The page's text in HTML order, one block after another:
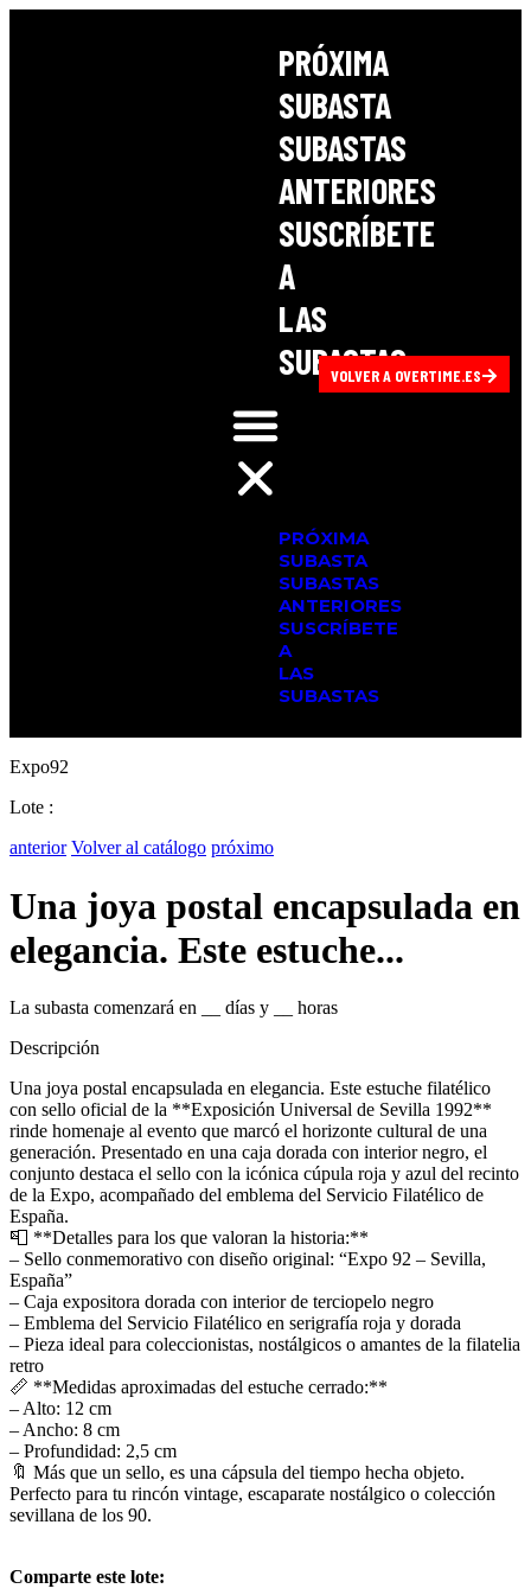
PRÓXIMA
SUBASTA
SUBASTAS
ANTERIORES
SUSCRÍBETE
A
LAS
SUBASTAS
PRÓXIMA
SUBASTA
SUBASTAS
ANTERIORES
SUSCRÍBETE
A
LAS
SUBASTAS
VOLVER A OVERTIME.ES
Expo92
Lote :
anterior Volver al catálogo próximo
Una joya postal encapsulada en
elegancia. Este estuche...
La subasta comenzará en días y
horas
Descripción
Una joya postal encapsulada en elegancia. Este estuche filatélico
con sello oficial de la **Exposición Universal de Sevilla 1992**
rinde homenaje al evento que marcó el horizonte cultural de una
generación. Presentado en una caja dorada con interior negro, el
conjunto destaca el sello con la icónica cúpula roja y azul del recinto
de la Expo, acompañado del emblema del Servicio Filatélico de
España.
📮 **Detalles para los que valoran la historia:**
– Sello conmemorativo con diseño original: “Expo 92 – Sevilla,
España”
– Caja expositora dorada con interior de terciopelo negro
– Emblema del Servicio Filatélico en serigrafía roja y dorada
– Pieza ideal para coleccionistas, nostálgicos o amantes de la filatelia
retro
📏 **Medidas aproximadas del estuche cerrado:**
– Alto: 12 cm
– Ancho: 8 cm
– Profundidad: 2,5 cm
🔖 Más que un sello, es una cápsula del tiempo hecha objeto.
Perfecto para tu rincón vintage, escaparate nostálgico o colección
sevillana de los 90.
Comparte este lote: